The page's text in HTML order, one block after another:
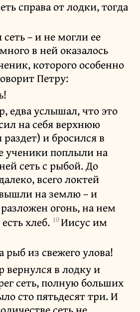
справа от лодки, тогда
– и не могли ее
в ней оказалось
которого особенно
Петру:
едва услышал, что это
на себя верхнюю
и бросился в
ученики поплыли на
сеть с рыбой. До
всего локтей
на землю – и
огонь, на нем
хлеб. 10Иисус им
рыб из свежего улова!
вернулся в лодку и
сеть, полную больших
сто пятьдесят три. И